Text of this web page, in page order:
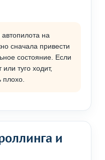
на
сначала привести
состояние. Если
туго ходит,
плохо.
и